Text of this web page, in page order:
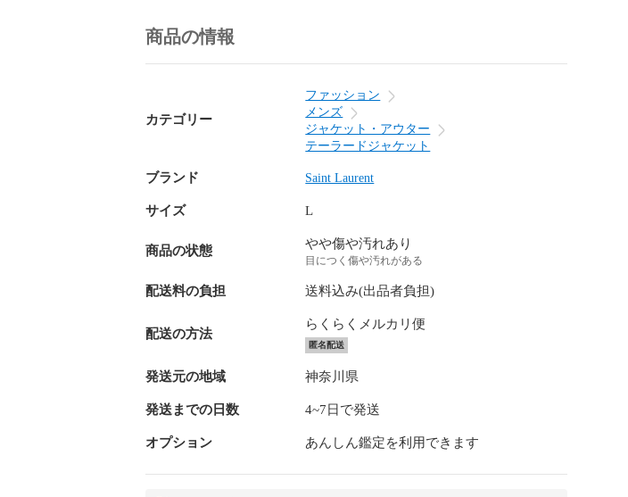
商品の情報
カテゴリー
ファッション
メンズ
ジャケット・アウター
テーラードジャケット
ブランド Saint Laurent
サイズ L
商品の状態 やや傷や汚れあり
目につく傷や汚れがある
配送料の負担 送料込み(出品者負担)
配送の方法
らくらくメルカリ便
匿名配送
発送元の地域 神奈川県
発送までの日数 4~7日で発送
オプション あんしん鑑定を利用できます